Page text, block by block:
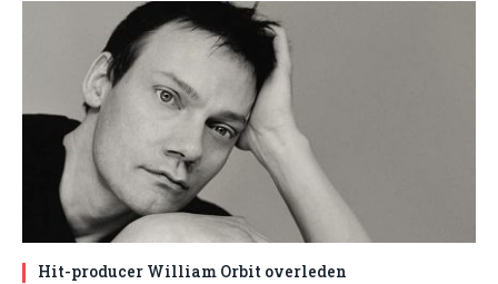
Hit-producer William Orbit overleden